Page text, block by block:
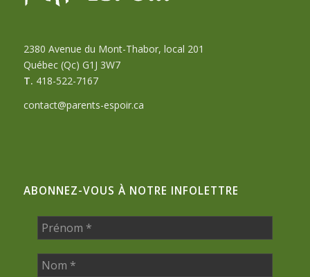
2380 Avenue du Mont-Thabor, local 201
Québec (Qc) G1J 3W7
T. 418-522-7167
contact@parents-espoir.ca
ABONNEZ-VOUS À NOTRE INFOLETTRE